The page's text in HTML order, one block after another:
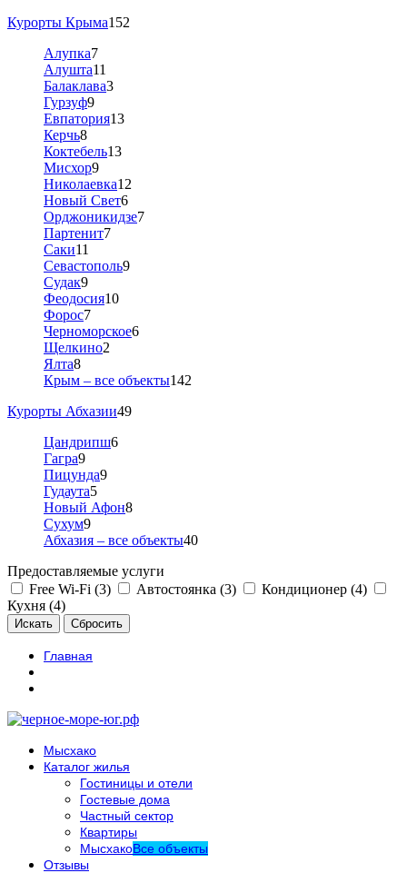
Курорты Крыма152
Алупка7
Алушта11
Балаклава3
Гурзуф9
Евпатория13
Керчь8
Коктебель13
Мисхор9
Николаевка12
Новый Свет6
Орджоникидзе7
Партенит7
Саки11
Севастополь9
Судак9
Феодосия10
Форос7
Черноморское6
Щелкино2
Ялта8
Крым – все объекты142
Курорты Абхазии49
Цандрипш6
Гагра9
Пицунда9
Гудаута5
Новый Афон8
Сухум9
Абхазия – все объекты40
Предоставляемые услуги
Free Wi-Fi (3)
Автостоянка (3)
Кондиционер (4)
Кухня (4)
Главная
Мысхако
Каталог жилья
Гостиницы и отели
Гостевые дома
Частный сектор
Квартиры
МысхакоВсе объекты
Отзывы